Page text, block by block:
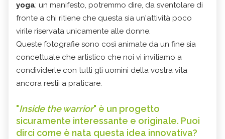
yoga; un manifesto, potremmo dire, da sventolare di
fronte a chi ritiene che questa sia un'attività poco
virile riservata unicamente alle donne.
Queste fotografie sono così animate da un fine sia
concettuale che artistico che noi vi invitiamo a
condividerle con tutti gli uomini della vostra vita
ancora restii a praticare.
"Inside the warrior" è un progetto
sicuramente interessante e originale. Puoi
dirci come è nata questa idea innovativa?